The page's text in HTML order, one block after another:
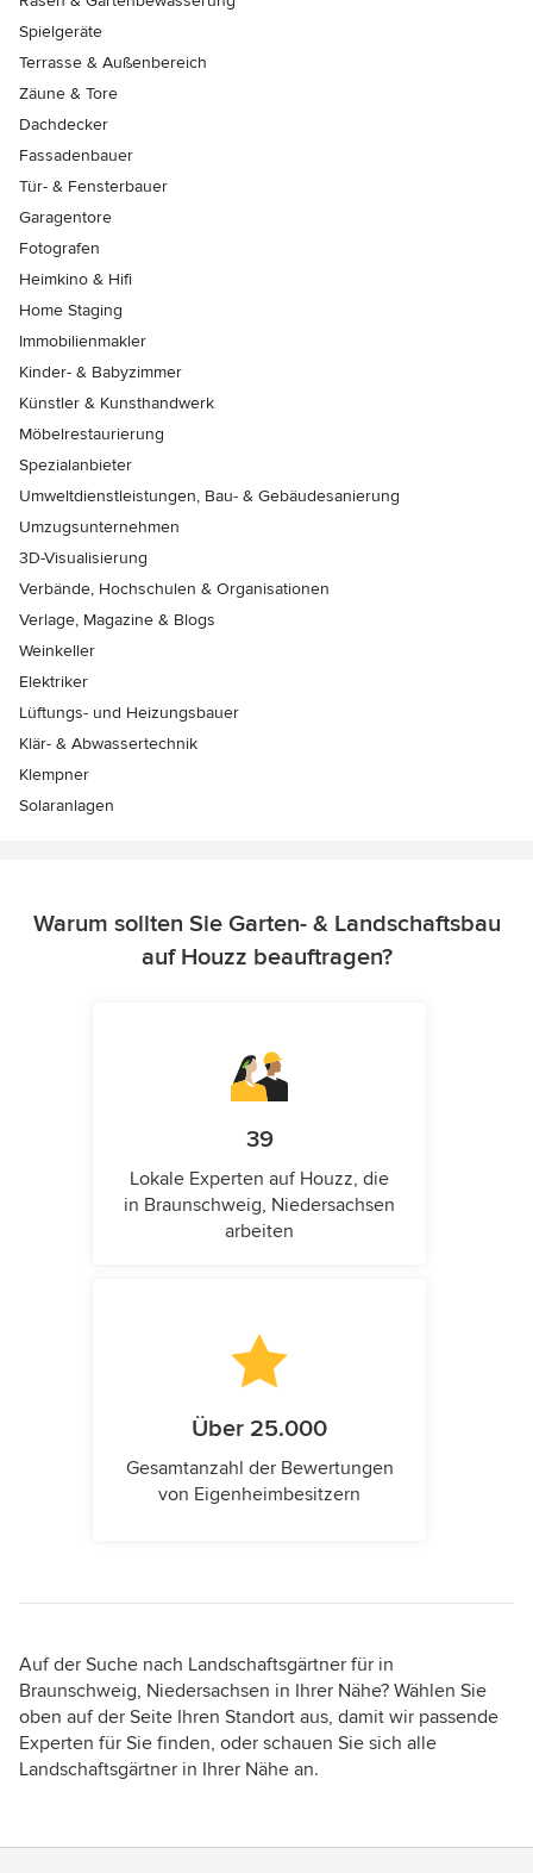
Spielgeräte
Terrasse & Außenbereich
Zäune & Tore
Dachdecker
Fassadenbauer
Tür- & Fensterbauer
Garagentore
Fotografen
Heimkino & Hifi
Home Staging
Immobilienmakler
Kinder- & Babyzimmer
Künstler & Kunsthandwerk
Möbelrestaurierung
Spezialanbieter
Umweltdienstleistungen, Bau- & Gebäudesanierung
Umzugsunternehmen
3D-Visualisierung
Verbände, Hochschulen & Organisationen
Verlage, Magazine & Blogs
Weinkeller
Elektriker
Lüftungs- und Heizungsbauer
Klär- & Abwassertechnik
Klempner
Solaranlagen
Warum sollten Sie Garten- & Landschaftsbau
auf Houzz beauftragen?
39
Lokale Experten auf Houzz, die
in Braunschweig, Niedersachsen
arbeiten
Über 25.000
Gesamtanzahl der Bewertungen
von Eigenheimbesitzern
Auf der Suche nach Landschaftsgärtner für in
Braunschweig, Niedersachsen in Ihrer Nähe? Wählen Sie
oben auf der Seite Ihren Standort aus, damit wir passende
Experten für Sie finden, oder schauen Sie sich alle
Landschaftsgärtner in Ihrer Nähe an.